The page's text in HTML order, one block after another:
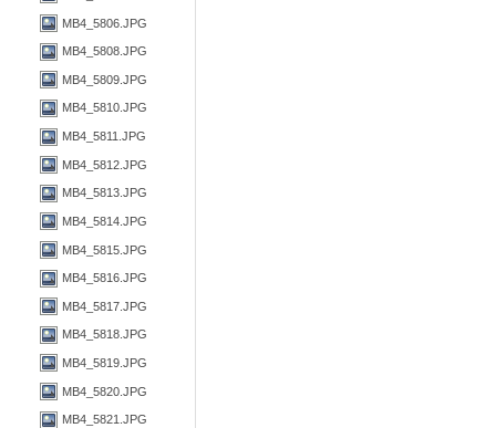
MB4_5806.JPG
MB4_5808.JPG
MB4_5809.JPG
MB4_5810.JPG
MB4_5811.JPG
MB4_5812.JPG
MB4_5813.JPG
MB4_5814.JPG
MB4_5815.JPG
MB4_5816.JPG
MB4_5817.JPG
MB4_5818.JPG
MB4_5819.JPG
MB4_5820.JPG
MB4_5821.JPG